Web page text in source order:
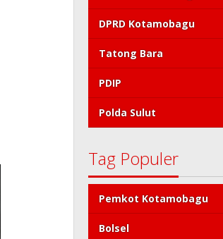
DPRD Kotamobagu
Tatong Bara
PDIP
Polda Sulut
Tag Populer
Pemkot Kotamobagu
Bolsel